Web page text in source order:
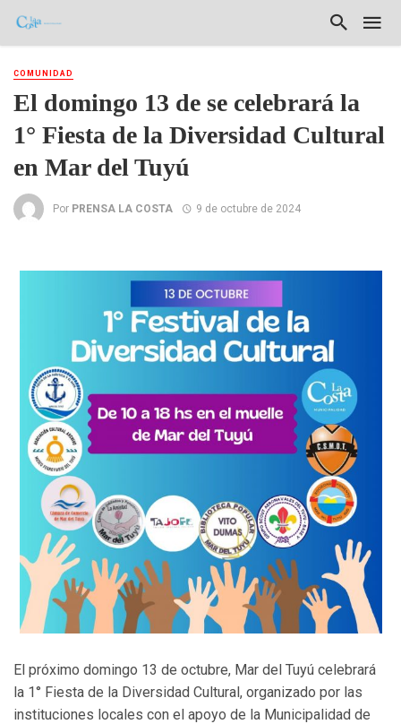
COMUNIDAD
El domingo 13 de se celebrará la
1° Fiesta de la Diversidad Cultural
en Mar del Tuyú
Por PRENSA LA COSTA 9 de octubre de 2024
El próximo domingo 13 de octubre, Mar del Tuyú celebrará
la 1° Fiesta de la Diversidad Cultural, organizado por las
instituciones locales con el apoyo de la Municipalidad de